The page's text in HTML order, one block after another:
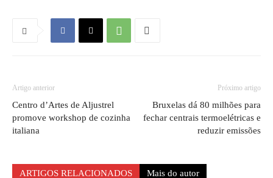
Artigo anterior
Centro d’Artes de Aljustrel
promove workshop de cozinha
italiana
Próximo artigo
Bruxelas dá 80 milhões para
fechar centrais termoelétricas e
reduzir emissões
ARTIGOS RELACIONADOS Mais do autor